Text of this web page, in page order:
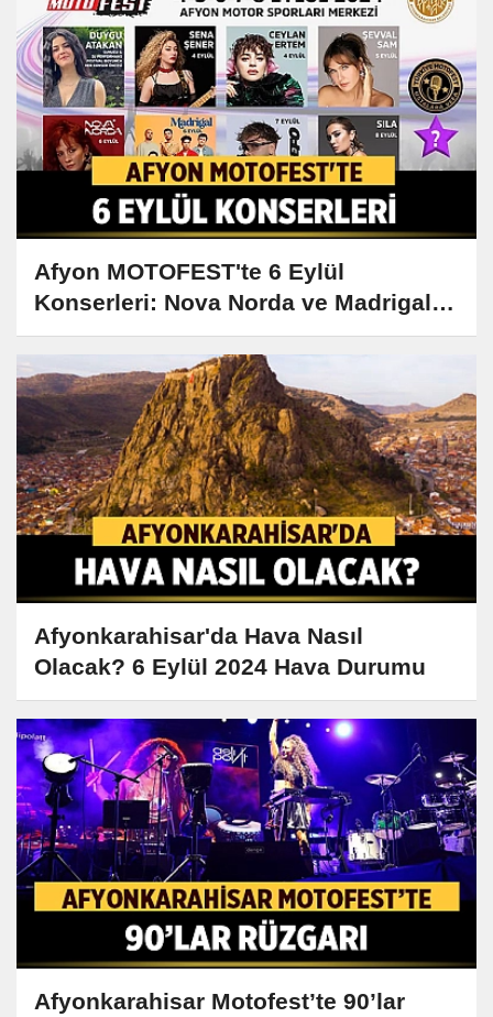
Afyon MOTOFEST'te 6 Eylül
Konserleri: Nova Norda ve Madrigal
Sahne Alacak!
Afyonkarahisar'da Hava Nasıl
Olacak? 6 Eylül 2024 Hava Durumu
Afyonkarahisar Motofest’te 90’lar